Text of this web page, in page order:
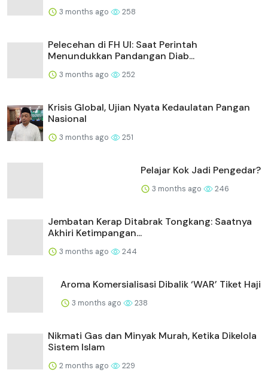
3 months ago 258
Pelecehan di FH UI: Saat Perintah
Menundukkan Pandangan Diab...
3 months ago 252
Krisis Global, Ujian Nyata Kedaulatan Pangan
Nasional
3 months ago 251
Pelajar Kok Jadi Pengedar?
3 months ago 246
Jembatan Kerap Ditabrak Tongkang: Saatnya
Akhiri Ketimpangan...
3 months ago 244
Aroma Komersialisasi Dibalik ‘WAR’ Tiket Haji
3 months ago 238
Nikmati Gas dan Minyak Murah, Ketika Dikelola
Sistem Islam
2 months ago 229